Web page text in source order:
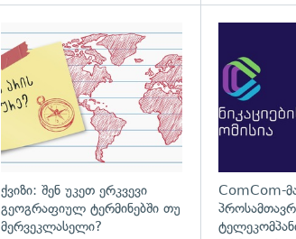
ქვიზი: შენ უკეთ ერკვევი
გეოგრაფიულ ტერმინებში თუ
მერვეკლასელი?
ComCom-